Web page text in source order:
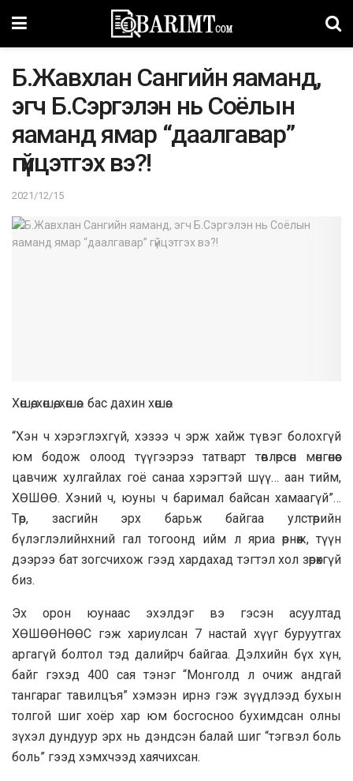
Б.Жавхлан Сангийн яаманд,
эгч Б.Сэргэлэн нь Соёлын
яаманд ямар “даалгавар”
гүйцэтгэх вэ?!
2021/12/15
Хөшөө, хөшөө, хөшөө… бас дахин хөшөө…
“Хэн ч хэрэглэхгүй, хэзээ ч эрж хайж түвэг болохгүй
юм бодож олоод түүгээрээ татварт төвлөрсөн мөнгөнөөс
цавчиж хулгайлах гоё санаа хэрэгтэй шүү… аан тийм,
ХӨШӨӨ. Хэний ч, юуны ч баримал байсан хамаагүй”…
Төр, засгийн эрх барьж байгаа улстөрийн
бүлэглэлийнхний гал тогоонд ийм л яриа өрнөж, түүн
дээрээ бат зогсчихож гээд хардахад тэгтэл хол зөрөхгүй
биз.
Эх орон юунаас эхэлдэг вэ гэсэн асуултад
ХӨШӨӨНӨӨС гэж хариулсан 7 настай хүүг буруутгах
аргагүй болтол тэд далийрч байгаа. Дэлхийн бүх хүн,
байг гэхэд 400 сая тэнэг “Монголд л очиж андгай
тангараг тавилцъя” хэмээн ирнэ гэж зүүдлээд бухын
толгой шиг хоёр хар юм босгосноо бухимдсан олны
зүхэл дундуур эрх нь дэндсэн балай шиг “тэгвэл боль
боль” гээд хэмхчээд хаячихсан.